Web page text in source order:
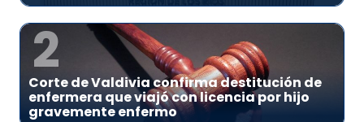
2
Corte de Valdivia confirma destitución de
enfermera que viajó con licencia por hijo
gravemente enfermo